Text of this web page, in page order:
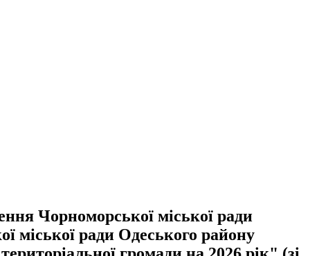
Чорноморської міської ради
міської ради Одеського району